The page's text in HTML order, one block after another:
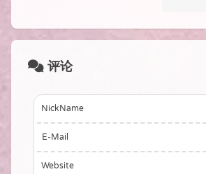
评论
NickName
E-Mail
Website